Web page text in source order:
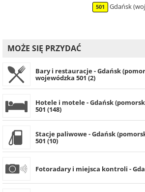
501 Gdańsk
MOŻE SIĘ PRZYDAĆ
Bary i restauracje - Gdańsk
wojewódzka 501 (2)
Hotele i motele - Gdańsk
501 (148)
Stacje paliwowe - Gdańsk
501 (10)
Fotoradary i miejsca kontroli -